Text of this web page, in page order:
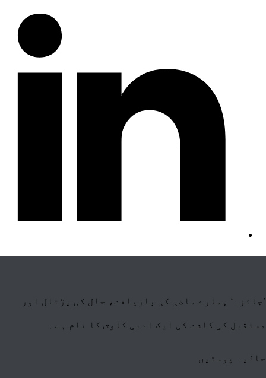
’جائزہ‘ ہمارے ماضی کی بازیافت، حال کی پڑتال اور
مستقبل کی کاشت کی ایک ادبی کاوش کا نام ہے۔
حالیہ پوسٹیں